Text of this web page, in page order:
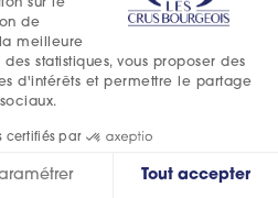
alcohol is harmful to your health.
sur le
de
meilleure
statistiques, vous proposer des
d'intérêts et permettre le partage
certifiés par
Tout accepter